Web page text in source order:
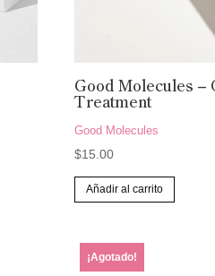
Good Molecules
Treatment
Good Molecules
$15.00
Añadir al carrito
¡Agotado!